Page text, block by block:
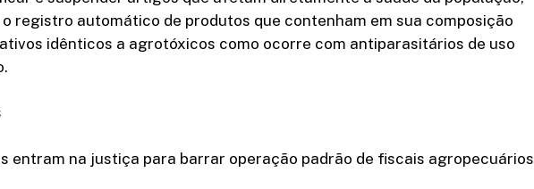
registro automático de produtos que contenham em sua composição
idênticos a agrotóxicos como ocorre com antiparasitários de uso
entram na justiça para barrar operação padrão de fiscais agropecuários